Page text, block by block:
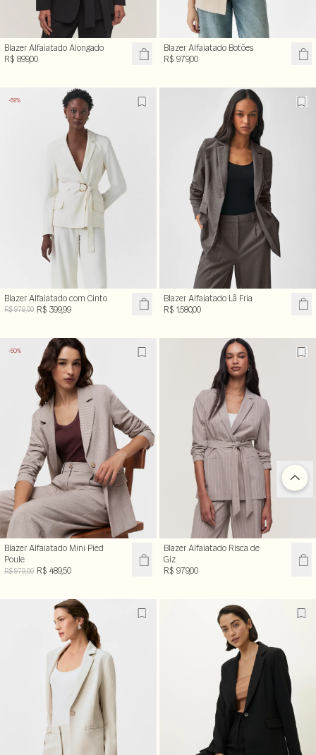
Blazer Alfaiatado Alongado
R$ 899,00
Blazer Alfaiatado Botões
R$ 979,00
-59%
Blazer Alfaiatado com Cinto
R$ 979,00 R$ 399,99
Blazer Alfaiatado Lã Fria
R$ 1.580,00
-50%
Blazer Alfaiatado Mini Pied
Poule
R$ 979,00 R$ 489,50
Blazer Alfaiatado Risca de
Giz
R$ 979,00